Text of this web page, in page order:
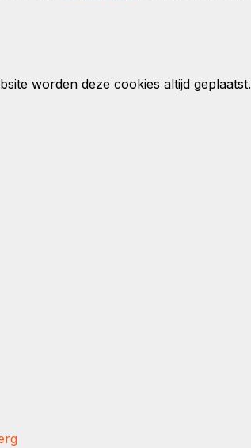
worden deze cookies altijd geplaatst.